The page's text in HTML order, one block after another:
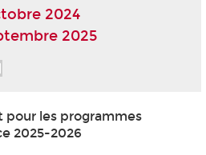
2024
2025
les programmes
2025-2026